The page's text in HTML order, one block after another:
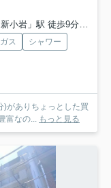
小岩」駅 徒歩9分
ス
シャワー
)がありちょっとした買
富なの...
もっと見る